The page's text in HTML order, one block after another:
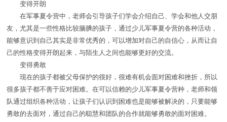
变得开朗
在军事夏令营中，老师会引导孩子们学会介绍自己、学会和他人交朋
友，尤其是一些性格比较腼腆的孩子，通过少儿军事夏令营的各种活动，
能够意识到自己其实是非常优秀的，可以增加对自己的自信心，从而让自
己的性格变得开朗起来，与陌生人之间也能够更好的交流。
变得勇敢
现在的孩子都被父母保护的很好，很难有机会面对困难和挫折，所以
很多孩子都不善于应对困难。在可以信赖的少儿军事夏令营种，老师和领
队通过组织各种活动，让孩子们认识到困难也是能够被解决的，只要能够
勇敢的去面对，通过自己的聪慧和团队的合作就能够勇敢的面对困难。